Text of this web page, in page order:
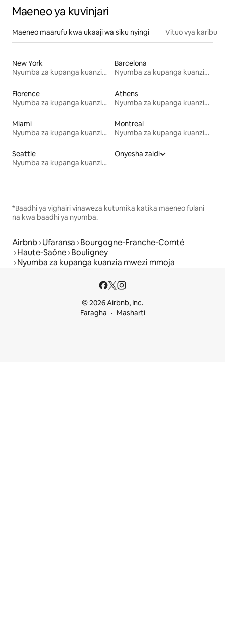
Maeneo ya kuvinjari
Maeneo maarufu kwa ukaaji wa siku nyingi Vituo vya karibu
New York
Nyumba za kupanga kuanzia mwezi mmoja
Barcelona
Nyumba za kupanga kuanzia mwezi mmoja
Florence
Nyumba za kupanga kuanzia mwezi mmoja
Athens
Nyumba za kupanga kuanzia mwezi mmoja
Miami
Nyumba za kupanga kuanzia mwezi mmoja
Montreal
Nyumba za kupanga kuanzia mwezi mmoja
Seattle
Nyumba za kupanga kuanzia mwezi mmoja
Onyesha zaidi
*Baadhi ya vighairi vinaweza kutumika katika maeneo fulani
na kwa baadhi ya nyumba.
Airbnb Ufaransa Bourgogne-Franche-Comté
Haute-Saône Bouligney
Nyumba za kupanga kuanzia mwezi mmoja
© 2026 Airbnb, Inc.
Faragha
Masharti